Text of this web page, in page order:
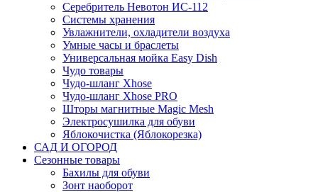
Серебритель Невотон ИС-112
Системы хранения
Увлажнители, охладители воздуха
Умные часы и браслеты
Универсальная мойка Easy Dish
Чудо товары
Чудо-шланг Xhose
Чудо-шланг Xhose PRO
Шторы магнитные Magic Mesh
Электросушилка для обуви
Яблокочистка (Яблокорезка)
САД И ОГОРОД
Сезонные товары
Бахилы для обуви
Зонт наоборот